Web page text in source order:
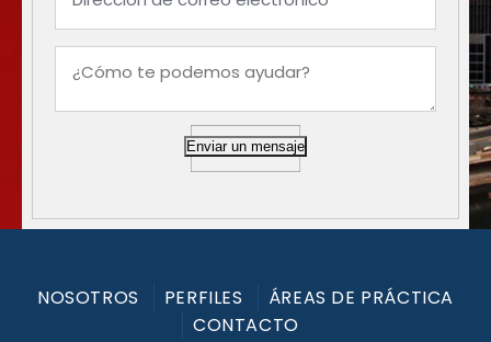
Enviar un mensaje
NOSOTROS PERFILES
ÁREAS DE PRÁCTICA
CONTACTO